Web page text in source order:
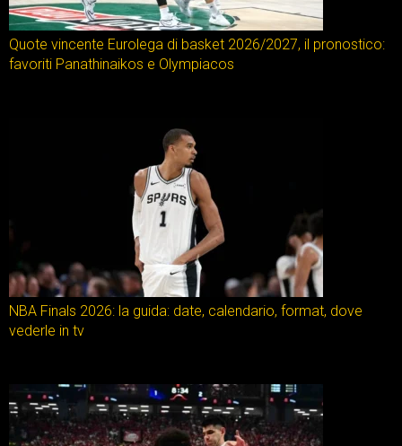
Quote vincente Eurolega di basket 2026/2027, il pronostico:
favoriti Panathinaikos e Olympiacos
NBA Finals 2026: la guida: date, calendario, format, dove
vederle in tv